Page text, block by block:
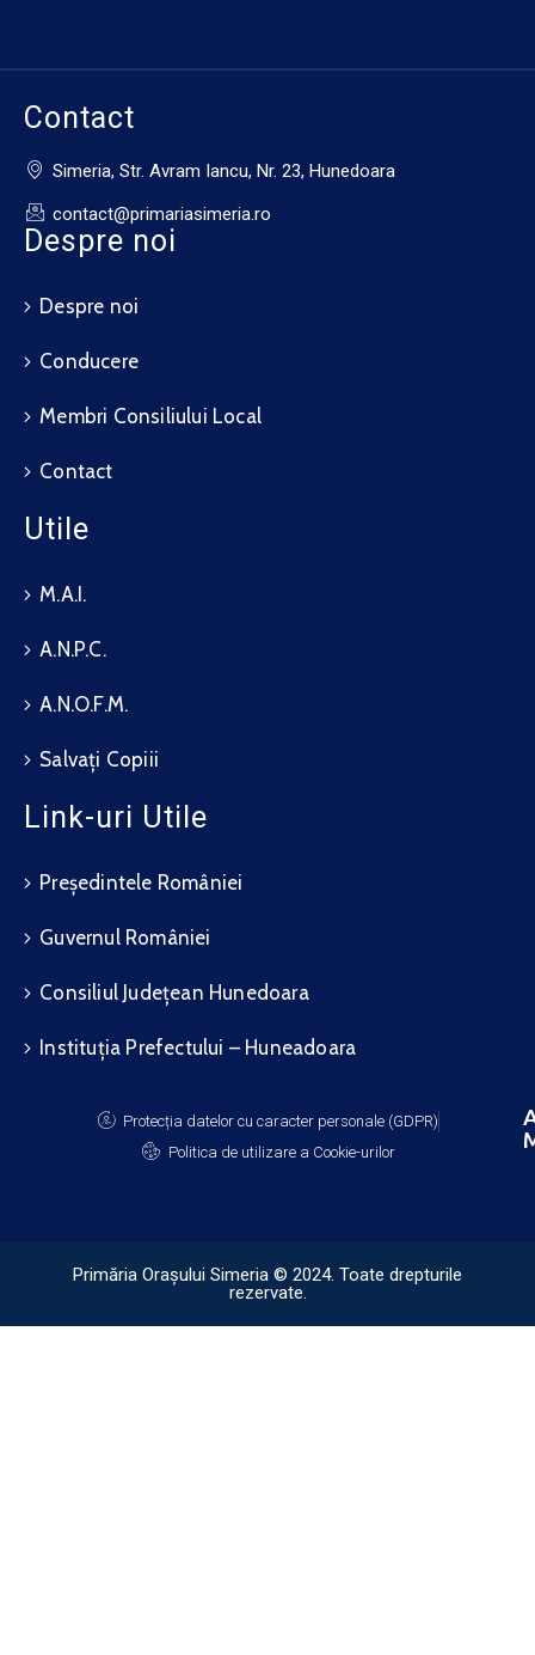
Contact
Simeria, Str. Avram Iancu, Nr. 23, Hunedoara
contact@primariasimeria.ro
Despre noi
Despre noi
Conducere
Membri Consiliului Local
Contact
Utile
M.A.I.
A.N.P.C.
A.N.O.F.M.
Salvați Copiii
Link-uri Utile
Președintele României
Guvernul României
Consiliul Județean Hunedoara
Instituția Prefectului – Huneadoara
Protecția datelor cu caracter personale (GDPR)
Politica de utilizare a Cookie-urilor
Primăria Orașului Simeria © 2024. Toate drepturile
rezervate.